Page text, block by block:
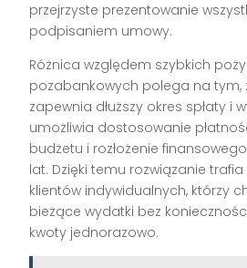
przejrzyste prezentowanie
podpisaniem umowy.
Różnica względem szybkich
pozabankowych polega na tym,
zapewnia dłuższy okres spłaty i
umożliwia dostosowanie
budżetu i rozłożenie
lat. Dzięki temu rozwiązanie
klientów indywidualnych, którzy
bieżące wydatki bez
kwoty jednorazowo.